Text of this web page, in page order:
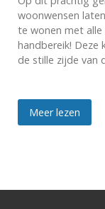
woonwensen
te wonen met alle
handbereik! Deze
de stille zijde van
Meer lezen